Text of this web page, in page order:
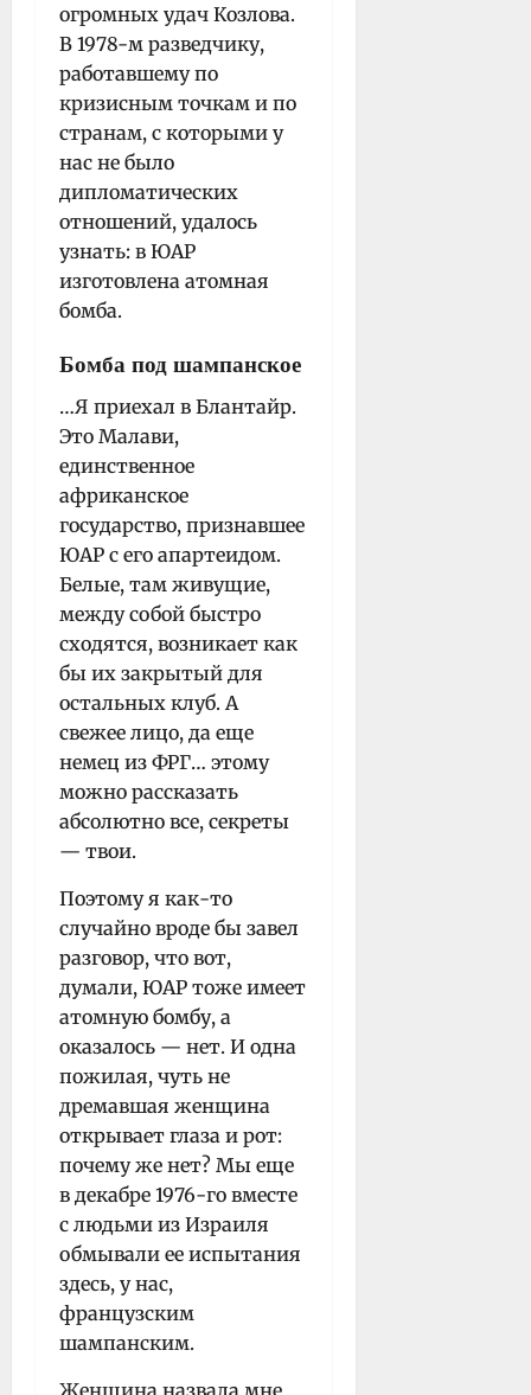
огромных удач Козлова.
В 1978-м разведчику,
работавшему по
кризисным точкам и по
странам, с которыми у
нас не было
дипломатических
отношений, удалось
узнать: в ЮАР
изготовлена атомная
бомба.
Бомба под шампанское
…Я приехал в Блантайр.
Это Малави,
единственное
африканское
государство, признавшее
ЮАР с его апартеидом.
Белые, там живущие,
между собой быстро
сходятся, возникает как
бы их закрытый для
остальных клуб. А
свежее лицо, да еще
немец из ФРГ… этому
можно рассказать
абсолютно все, секреты
— твои.
Поэтому я как-то
случайно вроде бы завел
разговор, что вот,
думали, ЮАР тоже имеет
атомную бомбу, а
оказалось — нет. И одна
пожилая, чуть не
дремавшая женщина
открывает глаза и рот:
почему же нет? Мы еще
в декабре 1976-го вместе
с людьми из Израиля
обмывали ее испытания
здесь, у нас,
французским
шампанским.
Женщина назвала мне